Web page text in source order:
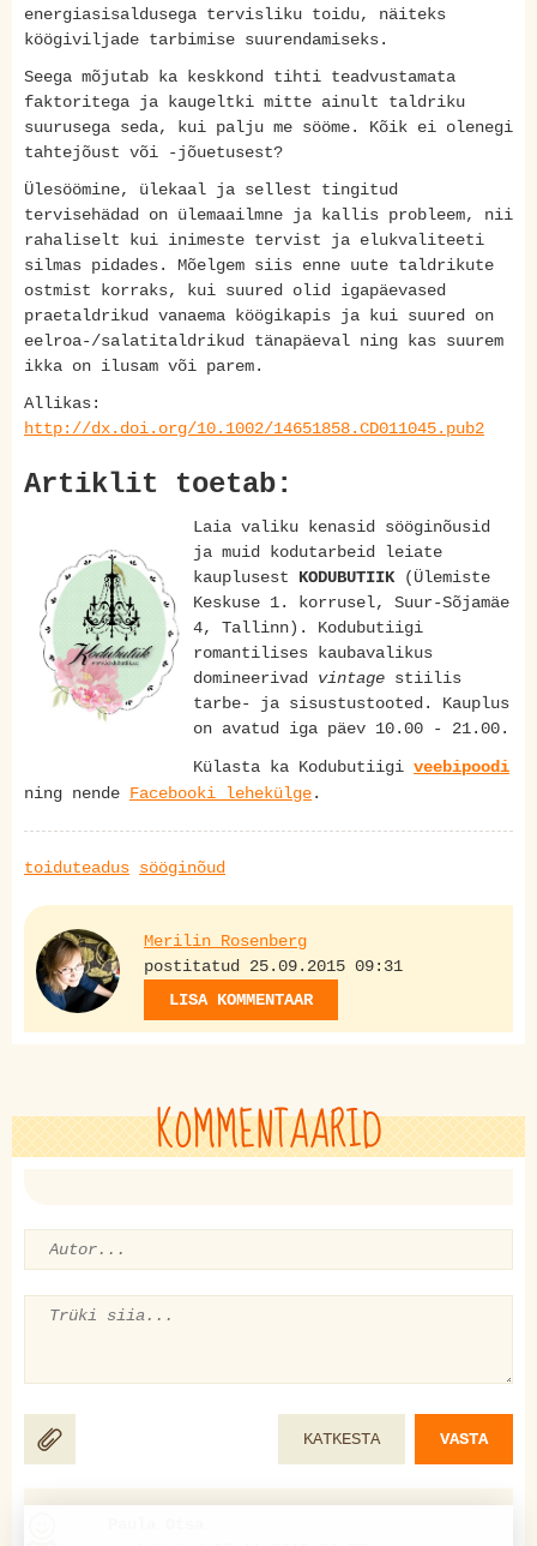
energiasisaldusega tervisliku toidu, näiteks
köögiviljade tarbimise suurendamiseks.
Seega mõjutab ka keskkond tihti teadvustamata
faktoritega ja kaugeltki mitte ainult taldriku
suurusega seda, kui palju me sööme. Kõik ei olenegi
tahtejõust või -jõuetusest?
Ülesöömine, ülekaal ja sellest tingitud
tervisehädad on ülemaailmne ja kallis probleem, nii
rahaliselt kui inimeste tervist ja elukvaliteeti
silmas pidades. Mõelgem siis enne uute taldrikute
ostmist korraks, kui suured olid igapäevased
praetaldrikud vanaema köögikapis ja kui suured on
eelroa-/salatitaldrikud tänapäeval ning kas suurem
ikka on ilusam või parem.
Allikas:
http://dx.doi.org/10.1002/14651858.CD011045.pub2
Artiklit toetab:
Laia valiku kenasid sööginõusid
ja muid kodutarbeid leiate
kauplusest KODUBUTIIK(Ülemiste
Keskuse 1. korrusel, Suur-Sõjamäe
4, Tallinn). Kodubutiigi
romantilises kaubavalikus
domineerivad vintage stiilis
tarbe- ja sisustustooted. Kauplus
on avatud iga päev 10.00 - 21.00.
Külasta ka Kodubutiigi veebipoodi
ning nende Facebooki lehekülge.
toiduteadus sööginõud
Merilin Rosenberg
postitatud 25.09.2015 09:31
LISA KOMMENTAAR
KOMMENTAARID
KATKESTA VASTA